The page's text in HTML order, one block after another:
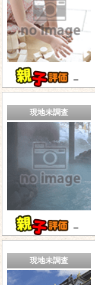
－
現地未調査
－
現地未調査